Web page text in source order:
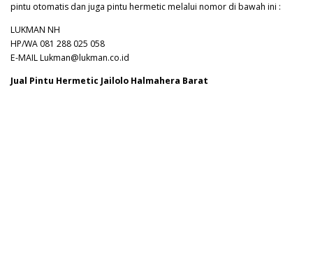
pintu otomatis dan juga pintu hermetic melalui nomor di bawah ini :
LUKMAN NH
HP/WA 081 288 025 058
E-MAIL Lukman@lukman.co.id
Jual Pintu Hermetic Jailolo Halmahera Barat